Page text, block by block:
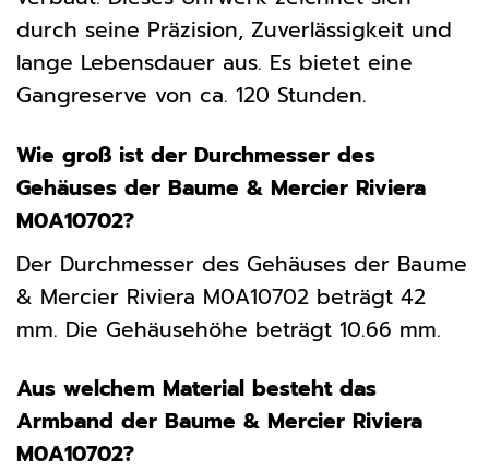
durch seine Präzision, Zuverlässigkeit und
lange Lebensdauer aus. Es bietet eine
Gangreserve von ca. 120 Stunden.
Wie groß ist der Durchmesser des
Gehäuses der Baume & Mercier Riviera
M0A10702?
Der Durchmesser des Gehäuses der Baume
& Mercier Riviera M0A10702 beträgt 42
mm. Die Gehäusehöhe beträgt 10.66 mm.
Aus welchem Material besteht das
Armband der Baume & Mercier Riviera
M0A10702?